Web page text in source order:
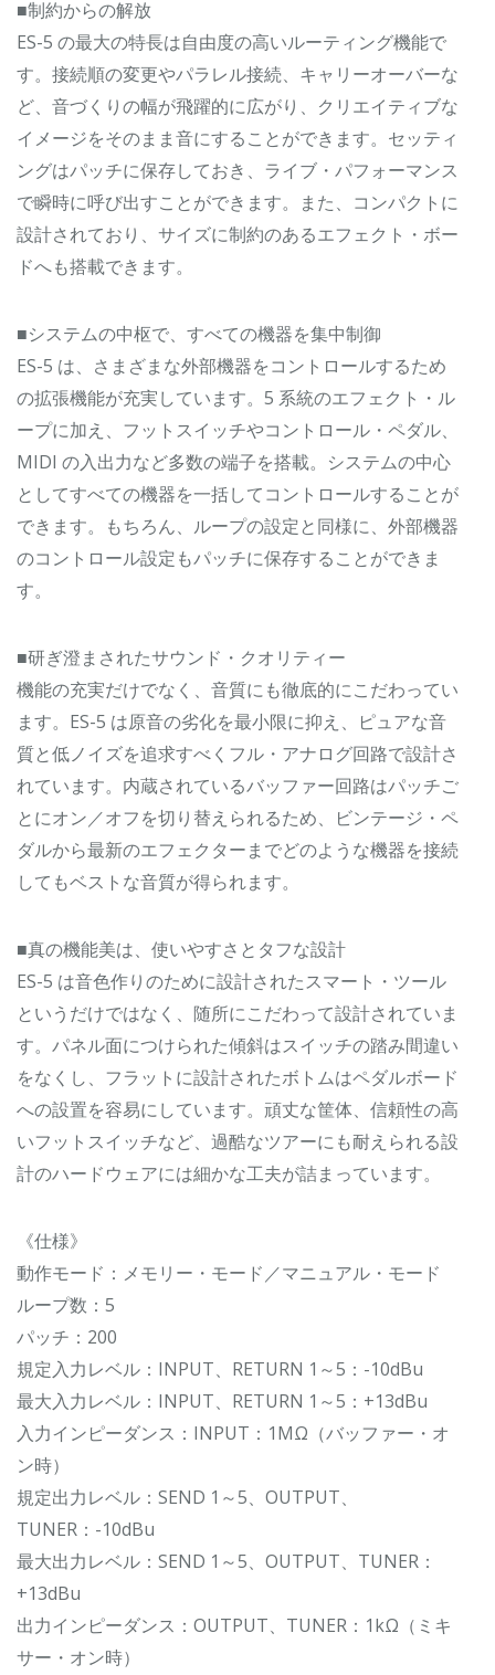
■制約からの解放
ES-5 の最大の特長は自由度の高いルーティング機能で
す。接続順の変更やパラレル接続、キャリーオーバーな
ど、音づくりの幅が飛躍的に広がり、クリエイティブな
イメージをそのまま音にすることができます。セッティ
ングはパッチに保存しておき、ライブ・パフォーマンス
で瞬時に呼び出すことができます。また、コンパクトに
設計されており、サイズに制約のあるエフェクト・ボー
ドへも搭載できます。
■システムの中枢で、すべての機器を集中制御
ES-5 は、さまざまな外部機器をコントロールするため
の拡張機能が充実しています。5 系統のエフェクト・ル
ープに加え、フットスイッチやコントロール・ペダル、
MIDI の入出力など多数の端子を搭載。システムの中心
としてすべての機器を一括してコントロールすることが
できます。もちろん、ループの設定と同様に、外部機器
のコントロール設定もパッチに保存することができま
す。
■研ぎ澄まされたサウンド・クオリティー
機能の充実だけでなく、音質にも徹底的にこだわってい
ます。ES-5 は原音の劣化を最小限に抑え、ピュアな音
質と低ノイズを追求すべくフル・アナログ回路で設計さ
れています。内蔵されているバッファー回路はパッチご
とにオン／オフを切り替えられるため、ビンテージ・ペ
ダルから最新のエフェクターまでどのような機器を接続
してもベストな音質が得られます。
■真の機能美は、使いやすさとタフな設計
ES-5 は音色作りのために設計されたスマート・ツール
というだけではなく、随所にこだわって設計されていま
す。パネル面につけられた傾斜はスイッチの踏み間違い
をなくし、フラットに設計されたボトムはペダルボード
への設置を容易にしています。頑丈な筐体、信頼性の高
いフットスイッチなど、過酷なツアーにも耐えられる設
計のハードウェアには細かな工夫が詰まっています。
《仕様》
動作モード：メモリー・モード／マニュアル・モード
ループ数：5
パッチ：200
規定入力レベル：INPUT、RETURN 1～5：-10dBu
最大入力レベル：INPUT、RETURN 1～5：+13dBu
入力インピーダンス：INPUT：1MΩ（バッファー・オ
ン時）
規定出力レベル：SEND 1～5、OUTPUT、
TUNER：-10dBu
最大出力レベル：SEND 1～5、OUTPUT、TUNER：
+13dBu
出力インピーダンス：OUTPUT、TUNER：1kΩ（ミキ
サー・オン時）